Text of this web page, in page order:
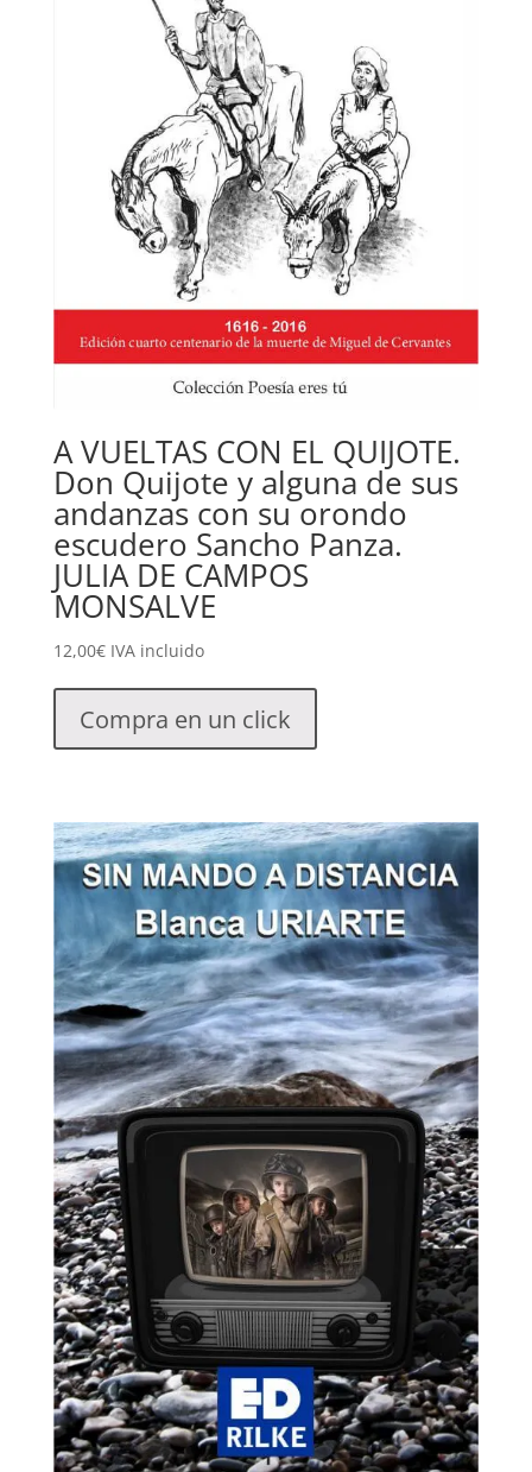
A VUELTAS CON EL QUIJOTE.
Don Quijote y alguna de sus
andanzas con su orondo
escudero Sancho Panza.
JULIA DE CAMPOS
MONSALVE
12,00€ IVA incluido
Compra en un click